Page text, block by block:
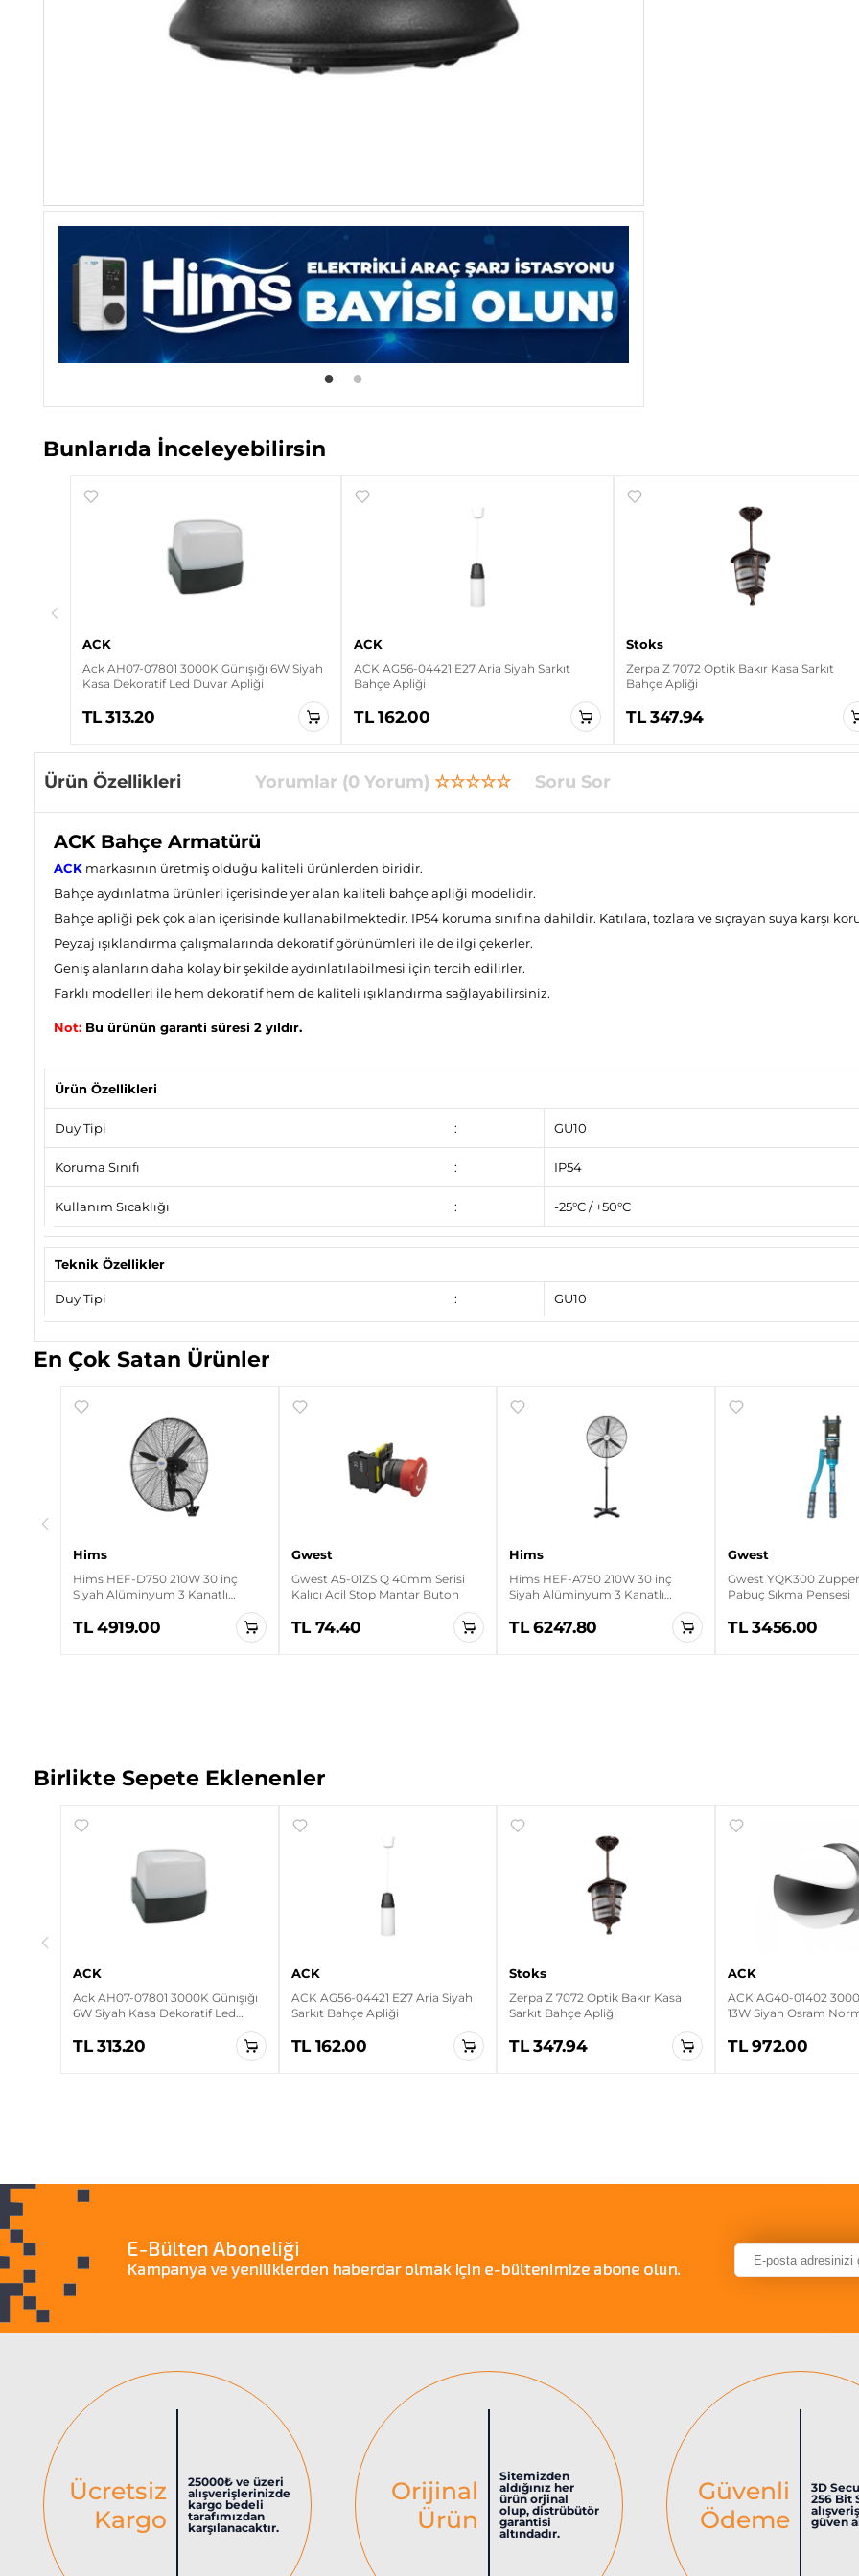
Bunlarıda İnceleyebilirsin
ACK
Ack AH07-07801 3000K Günışığı 6W Siyah
Kasa Dekoratif Led Duvar Apliği
TL 313.20
ACK
ACK AG56-04421 E27 Aria Siyah Sarkıt
Bahçe Apliği
TL 162.00
Stoks
Zerpa Z 7072 Optik Bakır Kasa Sarkıt
Bahçe Apliği
TL 347.94
Ürün Özellikleri Yorumlar (0 Yorum) ☆☆☆☆☆ Soru Sor
ACK Bahçe Armatürü
ACKmarkasının üretmiş olduğu kaliteli ürünlerden biridir.
Bahçe aydınlatma ürünleri içerisinde yer alan kaliteli bahçe apliği modelidir.
Bahçe apliği pek çok alan içerisinde kullanabilmektedir. IP54 koruma sınıfına dahildir. Katılara, tozlara ve sıçrayan suya karşı
Peyzaj ışıklandırma çalışmalarında dekoratif görünümleri ile de ilgi çekerler.
Geniş alanların daha kolay bir şekilde aydınlatılabilmesi için tercih edilirler.
Farklı modelleri ile hem dekoratif hem de kaliteli ışıklandırma sağlayabilirsiniz.
Not:Bu ürünün garanti süresi 2 yıldır.
Ürün Özellikleri
Duy Tipi : GU10
Koruma Sınıfı : IP54
Kullanım Sıcaklığı : -25°C / +50°C
Teknik Özellikler
Duy Tipi : GU10
En Çok Satan Ürünler
Hims
Hims HEF-D750 210W 30 inç
Siyah Alüminyum 3 Kanatlı
TL 4919.00
Gwest
Gwest A5-01ZS Q 40mm Serisi
Kalıcı Acil Stop Mantar Buton
TL 74.40
Hims
Hims HEF-A750 210W 30 inç
Siyah Alüminyum 3 Kanatlı
TL 6247.80
Gwest
Gwest YQK300
Pabuç Sıkma Pensesi
TL 3456.00
Birlikte Sepete Eklenenler
ACK
Ack AH07-07801 3000K Günışığı
6W Siyah Kasa Dekoratif Led
TL 313.20
ACK
ACK AG56-04421 E27 Aria Siyah
Sarkıt Bahçe Apliği
TL 162.00
Stoks
Zerpa Z 7072 Optik Bakır Kasa
Sarkıt Bahçe Apliği
TL 347.94
ACK
ACK AG40-01402
13W Siyah Osram
TL 972.00
Ücretsiz
Kargo
25000₺ ve üzeri
alışverişlerinizde
kargo bedeli
tarafımızdan
karşılanacaktır.
Orijinal
Ürün
Sitemizden
aldığınız her
ürün orjinal
olup, distrübütör
garantisi
altındadır.
Güvenli
Ödeme
3D
256 Bit
güven